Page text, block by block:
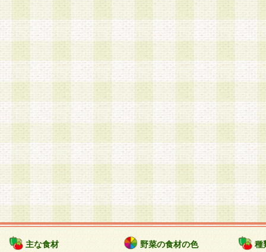
主な食材 野菜の食材の色 種